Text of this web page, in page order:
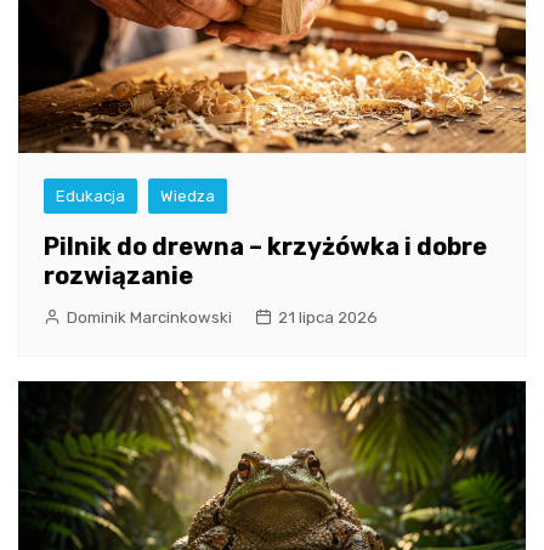
Edukacja Wiedza
Pilnik do drewna – krzyżówka i dobre
rozwiązanie
Dominik Marcinkowski 21 lipca 2026